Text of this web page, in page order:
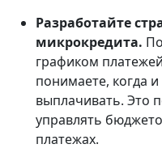
Разработайте
микрокредита.
графиком
понимаете, когда
выплачивать. Это
управлять
платежах.